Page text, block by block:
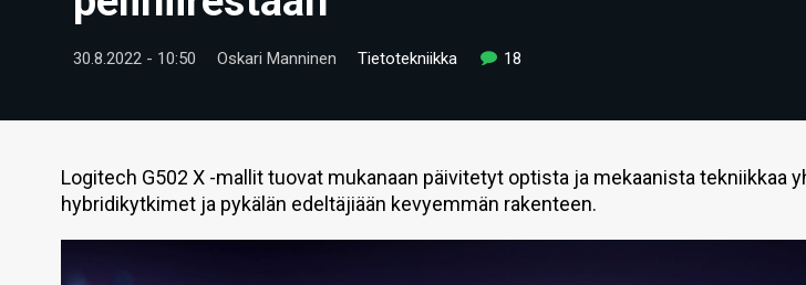
30.8.2022 - 10:50 Oskari Manninen Tietotekniikka 18
Logitech G502 X -mallit tuovat mukanaan päivitetyt optista ja mekaanista tekniikkaa
hybridikytkimet ja pykälän edeltäjiään kevyemmän rakenteen.